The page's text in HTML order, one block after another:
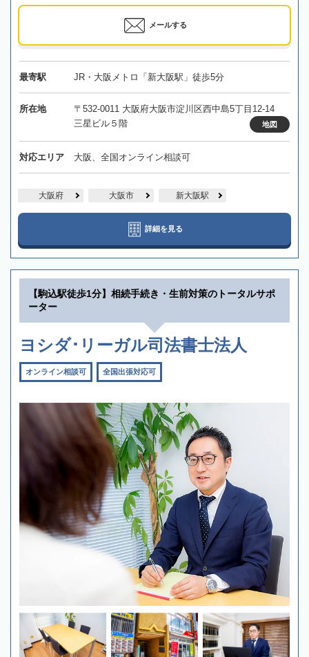
メールする
最寄駅 JR・大阪メトロ「新大阪駅」徒歩5分
所在地
〒532-0011 大阪府大阪市淀川区西中島5丁目12-14
三星ビル５階
地図
対応エリア 大阪、全国オンライン相談可
大阪府 大阪市 新大阪駅
詳細を見る
【駒込駅徒歩1分】相続手続き・生前対策のトータルサポ
ーター
ヨシダ･リーガル司法書士法人
オンライン相談可 全国出張対応可